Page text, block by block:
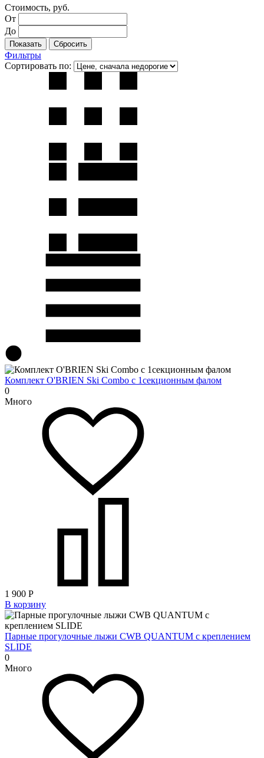
Стоимость, руб.
От
До
Фильтры
Сортировать по:
Комплект O'BRIEN Ski Combo с 1секционным фалом
0
Много
1 900 Р
В корзину
Парные прогулочные лыжи CWB QUANTUM с креплением
SLIDE
0
Много